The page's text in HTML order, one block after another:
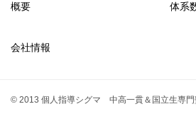
概要 体系
会社情報
© 2013 個人指導シグマ 中高一貫＆国立生専門